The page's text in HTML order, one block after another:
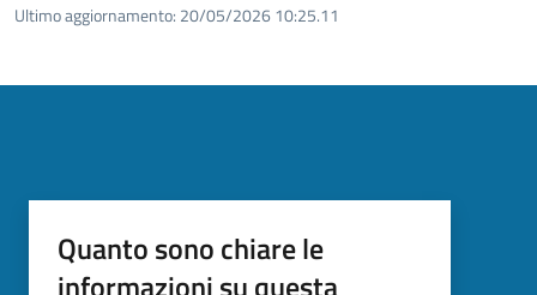
Ultimo aggiornamento: 20/05/2026 10:25.11
Quanto sono chiare le
informazioni su questa